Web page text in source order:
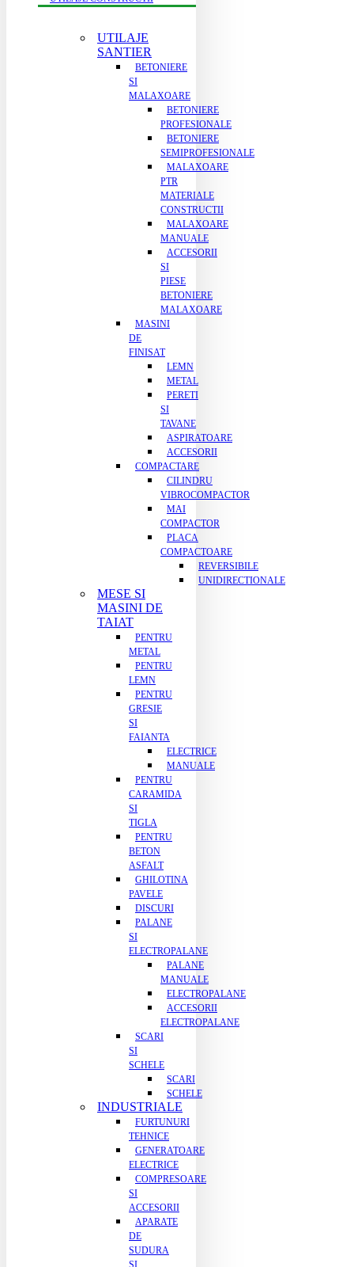
UTILAJE
SANTIER
BETONIERE
SI
MALAXOARE
BETONIERE
PROFESIONALE
BETONIERE
SEMIPROFESIONALE
MALAXOARE
PTR
MATERIALE
CONSTRUCTII
MALAXOARE
MANUALE
ACCESORII
SI
PIESE
BETONIERE
MALAXOARE
MASINI
DE
FINISAT
LEMN
METAL
PERETI
SI
TAVANE
ASPIRATOARE
ACCESORII
COMPACTARE
CILINDRU
VIBROCOMPACTOR
MAI
COMPACTOR
PLACA
COMPACTOARE
REVERSIBILE
UNIDIRECTIONALE
MESE SI
MASINI DE
TAIAT
PENTRU
METAL
PENTRU
LEMN
PENTRU
GRESIE
SI
FAIANTA
ELECTRICE
MANUALE
PENTRU
CARAMIDA
SI
TIGLA
PENTRU
BETON
ASFALT
GHILOTINA
PAVELE
DISCURI
PALANE
SI
ELECTROPALANE
PALANE
MANUALE
ELECTROPALANE
ACCESORII
ELECTROPALANE
SCARI
SI
SCHELE
SCARI
SCHELE
INDUSTRIALE
FURTUNURI
TEHNICE
GENERATOARE
ELECTRICE
COMPRESOARE
SI
ACCESORII
APARATE
DE
SUDURA
SI